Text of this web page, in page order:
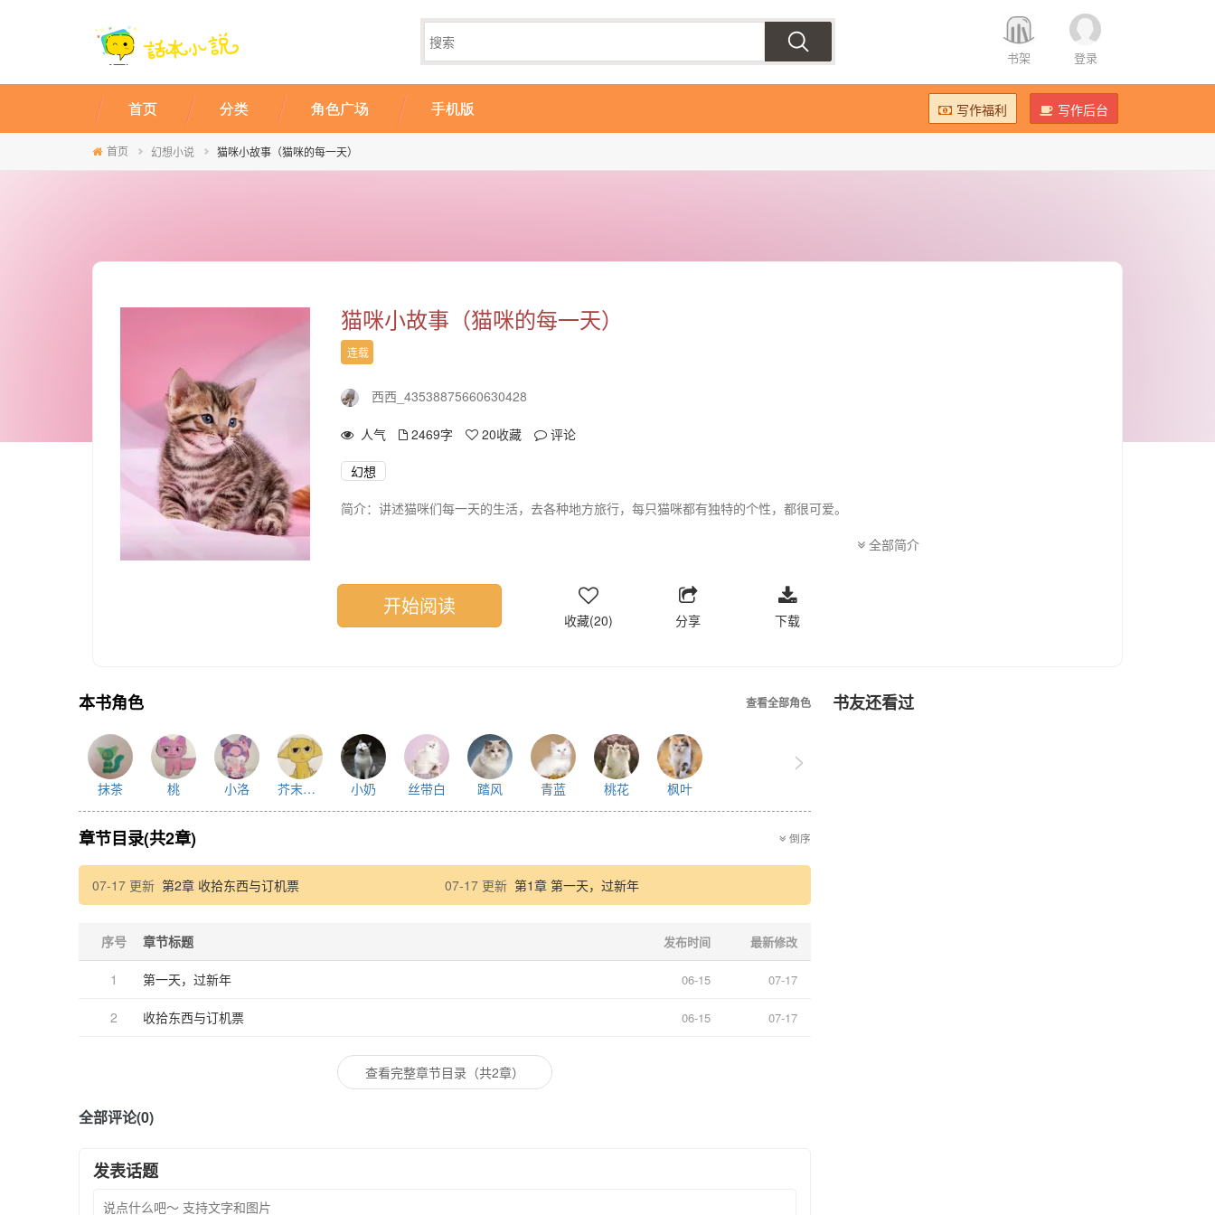
书架 登录
写作福利 写作后台
首页 分类 角色广场 手机版
首页 幻想小说 猫咪小故事（猫咪的每一天）
猫咪小故事（猫咪的每一天）
连载
西西_43538875660630428
人气 2469字 20收藏 评论
幻想
简介：讲述猫咪们每一天的生活，去各种地方旅行，每只猫咪都有独特的个性，都很可爱。
全部简介
开始阅读
收藏(20) 分享 下载
本书角色 查看全部角色
抹茶 桃 小洛 芥末棉花糖 小奶 丝带白 踏风 青蓝 桃花 枫叶
>
章节目录(共2章) 倒序
07-17 更新 第2章 收拾东西与订机票 07-17 更新 第1章 第一天，过新年
序号 章节标题 发布时间 最新修改
1 第一天，过新年 06-15 07-17
2 收拾东西与订机票 06-15 07-17
查看完整章节目录（共2章）
全部评论(0)
发表话题
书友还看过